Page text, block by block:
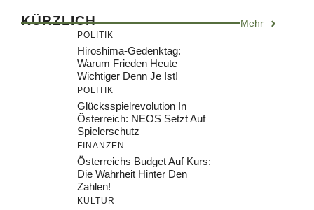
KÜRZLICH Mehr
POLITIK
Hiroshima-Gedenktag:
Warum Frieden Heute
Wichtiger Denn Je Ist!
POLITIK
Glücksspielrevolution In
Österreich: NEOS Setzt Auf
Spielerschutz
FINANZEN
Österreichs Budget Auf Kurs:
Die Wahrheit Hinter Den
Zahlen!
KULTUR